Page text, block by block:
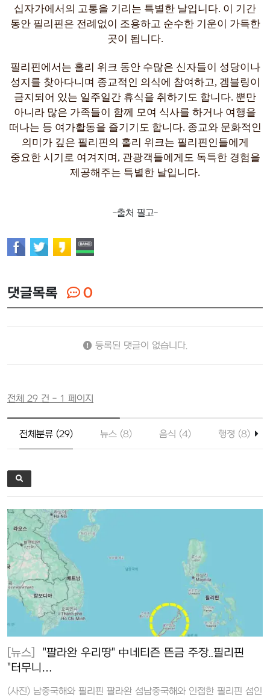
십자가에서의 고통을 기리는 특별한 날입니다. 이 기간
동안 필리핀은 전례없이 조용하고 순수한 기운이 가득한
곳이 됩니다.
필리핀에서는 홀리 위크 동안 수많은 신자들이 성당이나
성지를 찾아다니며 종교적인 의식에 참여하고, 겜블링이
금지되어 있는 일주일간 휴식을 취하기도 합니다. 뿐만
아니라 많은 가족들이 함께 모여 식사를 하거나 여행을
떠나는 등 여가활동을 즐기기도 합니다. 종교와 문화적인
의미가 깊은 필리핀의 홀리 위크는 필리핀인들에게
중요한 시기로 여겨지며, 관광객들에게도 독특한 경험을
제공해주는 특별한 날입니다.
-출처 필고-
댓글목록 0
등록된 댓글이 없습니다.
전체 29 건 - 1 페이지
전체분류 (29) 뉴스 (8) 음식 (4) 행정 (8)
[뉴스]
"터무니…
(사진) 남중국해와 필리핀 팔라완 섬남중국해와 인접한 필리핀 섬인